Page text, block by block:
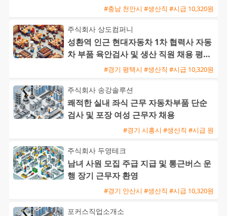
#충남 천안시 #생산직 #시급 10,320원
주식회사 상도컴퍼니
성환역 인근 현대자동차 1차 협력사 자동
차 부품 육안검사 및 생산 직원 채용 평택
통근버스 운행#경기 평택시 #생산직 #시급 10,320원
주식회사 송강솔루션
쾌적한 실내 좌식 근무 자동차부품 단순
검사 및 포장 여성 근무자 채용
#경기 시흥시 #생산직 #시급 원
주식회사 두영테크
남녀 사원 모집 주급 지급 및 통근버스 운
행 장기 근무자 환영
#경기 안산시 #생산직 #시급 10,320원
포커스직업소개소